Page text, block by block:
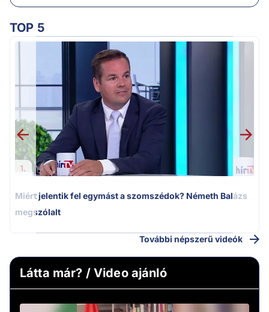
TOP 5
1.
Miért jelentik fel egymást a szomszédok? Németh Balázs
megszólalt
További népszerű videók
Látta már? / Video ajánló